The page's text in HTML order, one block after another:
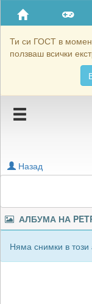
Ти си ГОСТ в
ползваш всички
Приятели
Хронология на
Подаръците на
Картичките на
Блокирай
Назад
АЛБУМА НА
Няма снимки в този